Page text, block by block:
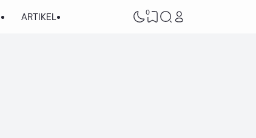
ARTIKEL 0